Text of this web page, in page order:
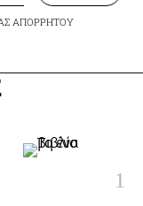
ΑΠΟΡΡΗΤΟΥ